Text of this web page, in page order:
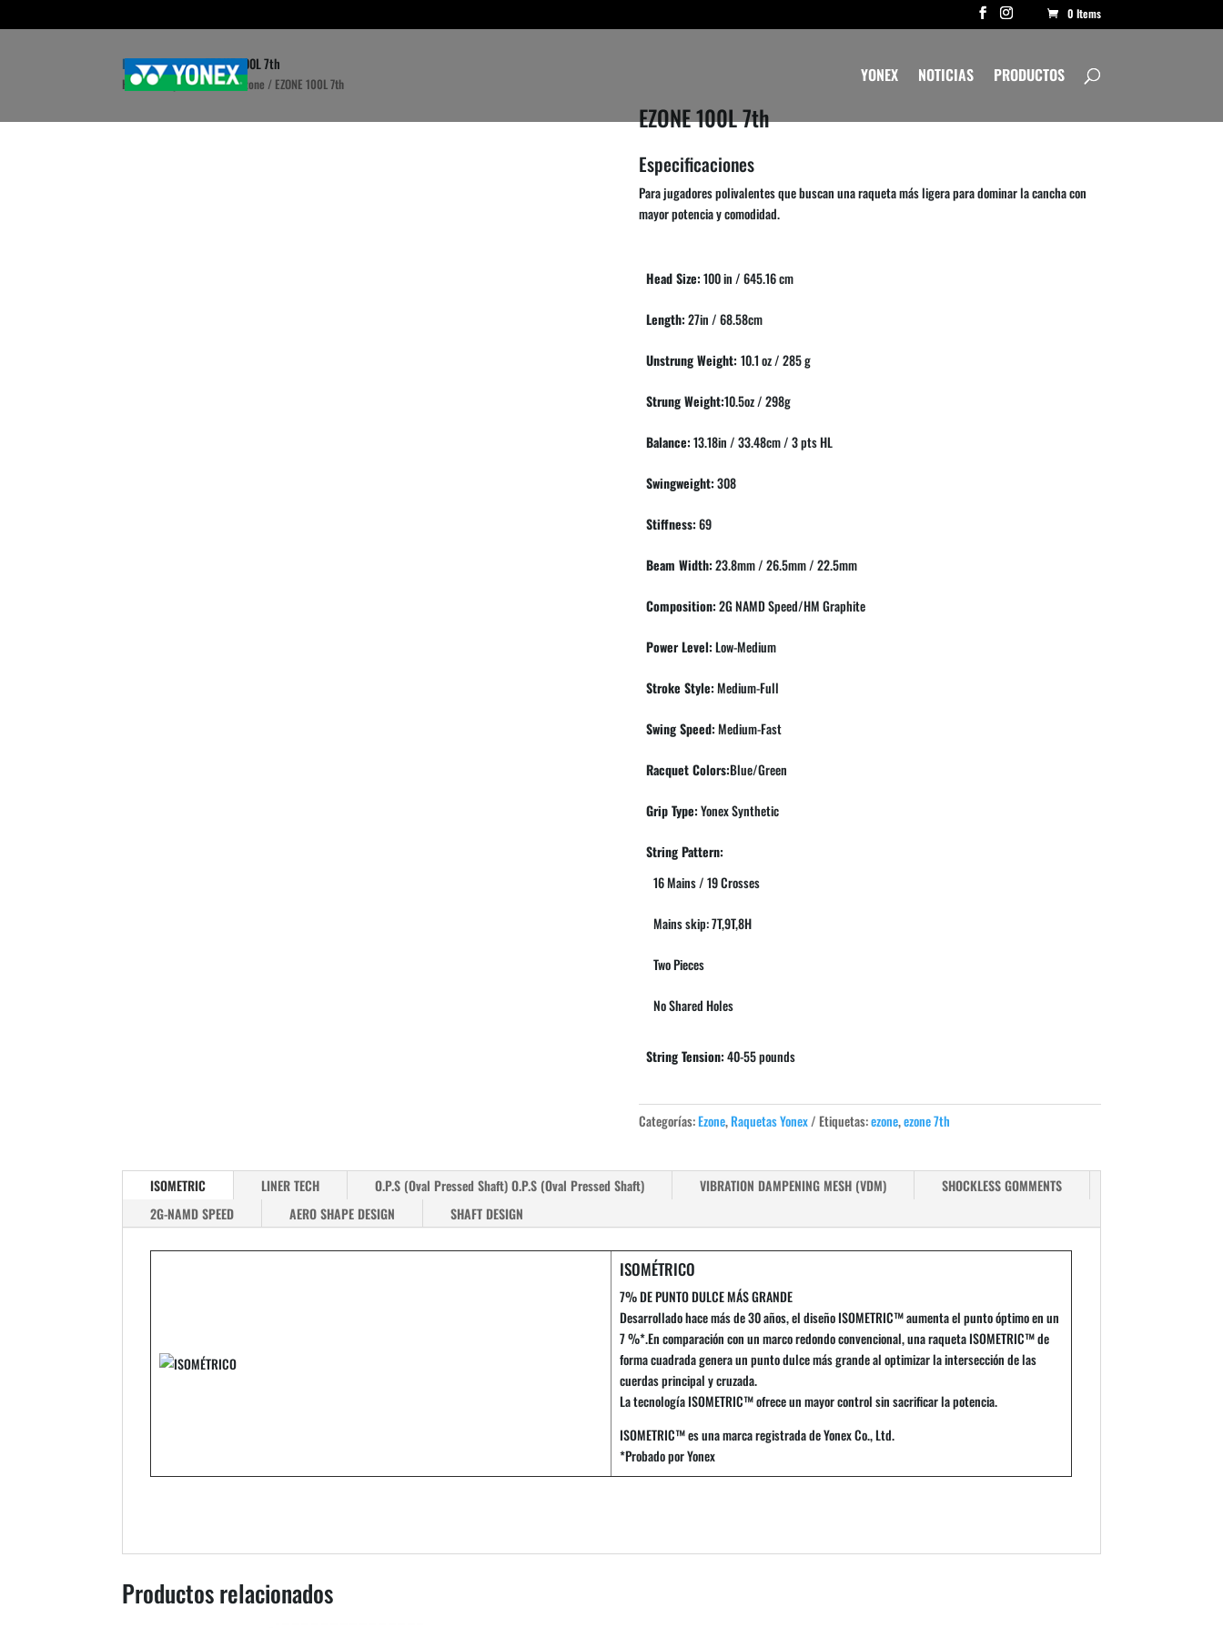
0 Items
YONEX NOTICIAS PRODUCTOS
Home»Tienda»EZONE 100L 7th
Home/Raquetas Yonex/Ezone / EZONE 100L 7th
EZONE 100L 7th
Especificaciones
Para jugadores polivalentes que buscan una raqueta más ligera para dominar la cancha con
mayor potencia y comodidad.
Head Size:100 in / 645.16 cm
Length:27in / 68.58cm
Unstrung Weight: 10.1 oz / 285 g
Strung Weight:10.5oz / 298g
Balance:13.18in / 33.48cm / 3 pts HL
Swingweight:308
Stiffness:69
Beam Width:23.8mm / 26.5mm / 22.5mm
Composition:2G NAMD Speed/HM Graphite
Power Level:Low-Medium
Stroke Style:Medium-Full
Swing Speed:Medium-Fast
Racquet Colors:Blue/Green
Grip Type:Yonex Synthetic
String Pattern:
16 Mains / 19 Crosses
Mains skip: 7T,9T,8H
Two Pieces
No Shared Holes
String Tension:40-55 pounds
Categorías:Ezone,Raquetas Yonex Etiquetas:ezone,ezone 7th
ISOMETRIC LINER TECH O.P.S (Oval Pressed Shaft) O.P.S (Oval Pressed Shaft) VIBRATION DAMPENING MESH (VDM)
SHOCKLESS GOMMENTS
2G-NAMD SPEED
AERO SHAPE DESIGN SHAFT DESIGN
ISOMÉTRICO
7% DE PUNTO DULCE MÁS GRANDE
Desarrollado hace más de 30 años, el diseño ISOMETRIC™ aumenta el punto óptimo en un
7 %*.En comparación con un marco redondo convencional, una raqueta ISOMETRIC™ de
forma cuadrada genera un punto dulce más grande al optimizar la intersección de las
cuerdas principal y cruzada.
La tecnología ISOMETRIC™ ofrece un mayor control sin sacrificar la potencia.
ISOMETRIC™ es una marca registrada de Yonex Co., Ltd.
*Probado por Yonex
Productos relacionados